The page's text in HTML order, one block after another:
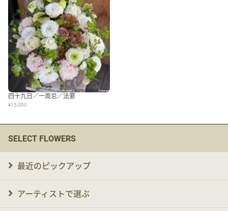
四十九日／一周忌／法要
¥15,000
SELECT FLOWERS
最近のピックアップ
アーティストで選ぶ